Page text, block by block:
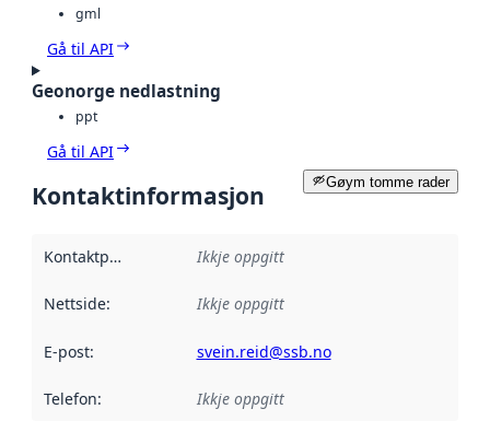
gml
Gå til API
Geonorge nedlastning
ppt
Gå til API
Gøym tomme rader
Kontaktinformasjon
Kontaktpunkt Ikkje oppgitt
Nettside: Ikkje oppgitt
E-post: svein.reid@ssb.no
Telefon: Ikkje oppgitt